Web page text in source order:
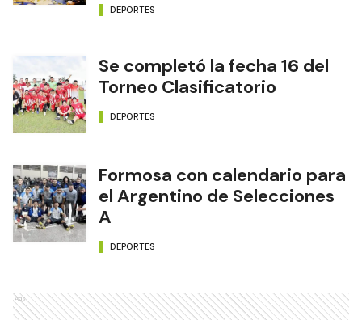
DEPORTES
Se completó la fecha 16 del
Torneo Clasificatorio
DEPORTES
Formosa con calendario para
el Argentino de Selecciones
A
DEPORTES
Ads